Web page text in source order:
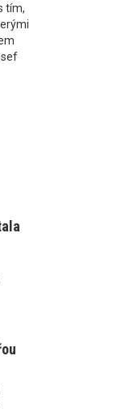
tím,